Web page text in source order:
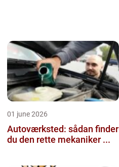
01 june 2026
Autoværksted: sådan finder
du den rette mekaniker ...